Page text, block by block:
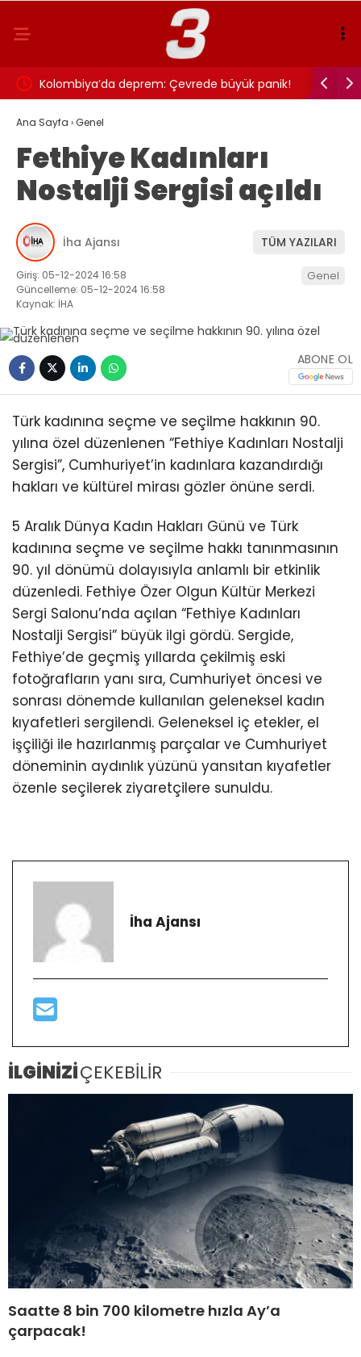
Kolombiya’da deprem: Çevrede büyük panik! TFF
Ana Sayfa ›Genel
Fethiye Kadınları
Nostalji Sergisi açıldı
İha Ajansı TÜM YAZILARI
Giriş: 05-12-2024 16:58
Güncelleme: 05-12-2024 16:58
Kaynak: İHA
Genel
ABONE OL
Türk kadınına seçme ve seçilme hakkının 90.
yılına özel düzenlenen “Fethiye Kadınları Nostalji
Sergisi”, Cumhuriyet’in kadınlara kazandırdığı
hakları ve kültürel mirası gözler önüne serdi.
5 Aralık Dünya Kadın Hakları Günü ve Türk
kadınına seçme ve seçilme hakkı tanınmasının
90. yıl dönümü dolayısıyla anlamlı bir etkinlik
düzenledi. Fethiye Özer Olgun Kültür Merkezi
Sergi Salonu’nda açılan “Fethiye Kadınları
Nostalji Sergisi” büyük ilgi gördü. Sergide,
Fethiye’de geçmiş yıllarda çekilmiş eski
fotoğrafların yanı sıra, Cumhuriyet öncesi ve
sonrası dönemde kullanılan geleneksel kadın
kıyafetleri sergilendi. Geleneksel iç etekler, el
işçiliği ile hazırlanmış parçalar ve Cumhuriyet
döneminin aydınlık yüzünü yansıtan kıyafetler
özenle seçilerek ziyaretçilere sunuldu.
İha Ajansı
İLGİNİZİÇEKEBİLİR
Saatte 8 bin 700 kilometre hızla Ay’a
çarpacak!